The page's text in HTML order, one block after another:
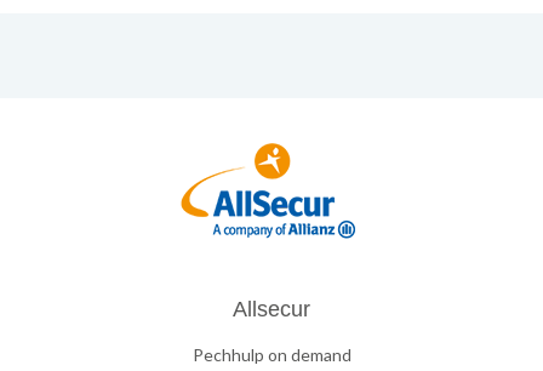
Allsecur
Pechhulp on demand